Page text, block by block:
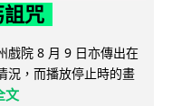
詛咒
戲院 8 月 9 日亦傳出在
況，而播放停止時的畫
文